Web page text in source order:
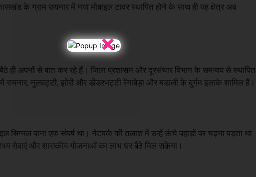
×
के ग्राम रायनार में नया मोबाइल टावर स्थापित होने के साथ ही यह क्षेत्र अब
अपनों से बात कर रहे हैं। जिला प्रशासन और दूरसंचार विभाग के समन्वय से स्थापित
रायनार, नुलवट्टी, झोरी और डीडरभट्टी रेंगाबेड़ा और मडाली के दुर्गम इलाके शामिल हैं।
पाना एक संघर्ष था। नेटवर्क की तलाश में उन्हें ऊंचे पहाड़ों पर चढ़ना पड़ता था
सेवाएं और शासकीय योजनाओं का लाभ घर बैठे मिल सकेगा।